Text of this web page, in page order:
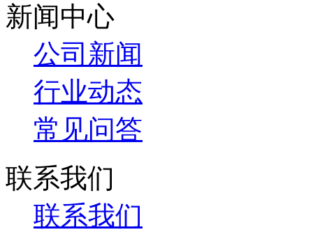
新闻中心
公司新闻
行业动态
常见问答
联系我们
联系我们